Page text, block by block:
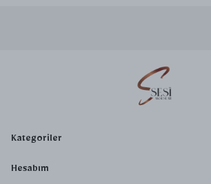
Kategoriler
Hesabım